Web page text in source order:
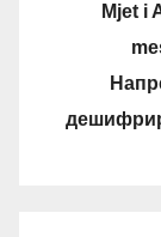
Mjet i